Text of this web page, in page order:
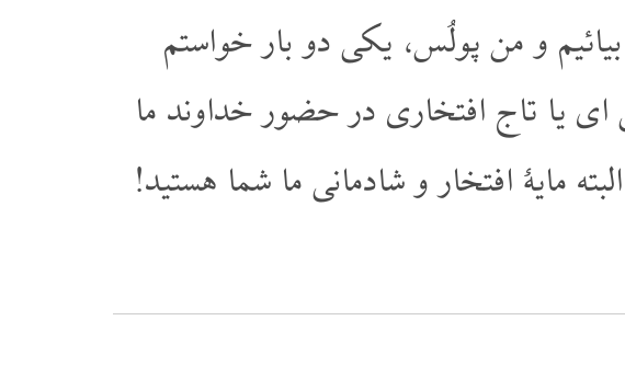
و من پولُس، یکی دو بار خواستم
ای یا تاج افتخاری در حضور خداوند ما
البته مایۀ افتخار و شادمانی ما شما هستید!